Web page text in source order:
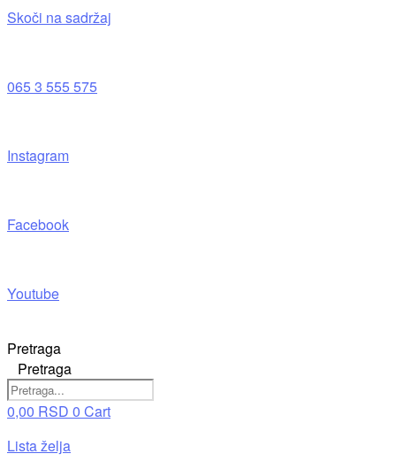
Skoči na sadržaj
065 3 555 575
Instagram
Facebook
Youtube
Pretraga
Pretraga
0,00 RSD 0 Cart
Lista želja